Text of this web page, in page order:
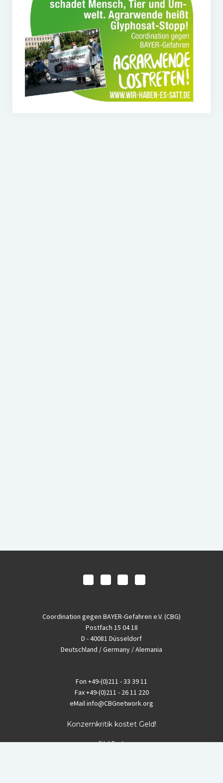
Coordination gegen BAYER-Gefahren e.V. (CBG)
Postfach 15 04 18
D - 40081 Düsseldorf
Deutschland / Germany / Alemania
Fon +49-(0)211 - 33 39 11
Fax+49-(0)211 - 26 11 220
eMailinfo@CBGnetwork.org
Konzernkritik kostet Geld!
EthikBank